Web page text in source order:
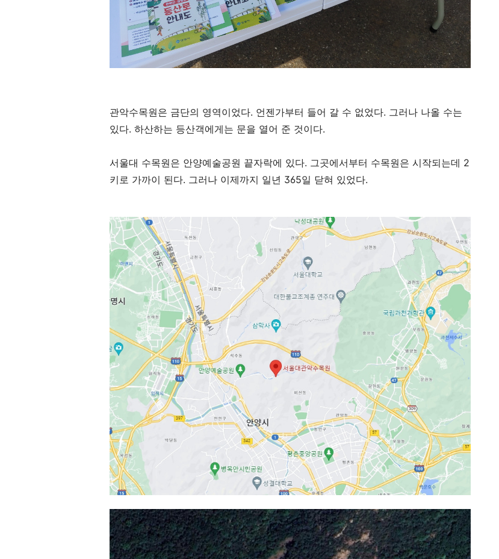
관악수목원은 금단의 영역이었다. 언젠가부터 들어 갈 수 없었다. 그러나 나올 수는
있다. 하산하는 등산객에게는 문을 열어 준 것이다.
서울대 수목원은 안양예술공원 끝자락에 있다. 그곳에서부터 수목원은 시작되는데 2
키로 가까이 된다. 그러나 이제까지 일년 365일 닫혀 있었다.